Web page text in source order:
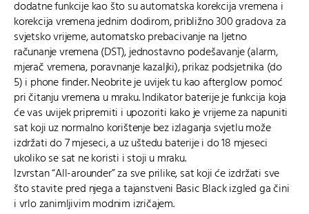
dodatne funkcije kao što su automatska korekcija vremena i
korekcija vremena jednim dodirom, približno 300 gradova za
svjetsko vrijeme, automatsko prebacivanje na ljetno
računanje vremena (DST), jednostavno podešavanje (alarm,
mjerač vremena, poravnanje kazaljki), prikaz podsjetnika (do
5) i phone finder. Neobrite je uvijek tu kao afterglow pomoć
pri čitanju vremena u mraku. Indikator baterije je funkcija koja
će vas uvijek pripremiti i upozoriti kako je vrijeme za napuniti
sat koji uz normalno korištenje bez izlaganja svjetlu može
izdržati do 7 mjeseci, a uz uštedu baterije i do 18 mjeseci
ukoliko se sat ne koristi i stoji u mraku.
Izvrstan “All-arounder” za sve prilike, sat koji će izdržati sve
što stavite pred njega a tajanstveni Basic Black izgled ga čini
i vrlo zanimljivim modnim izričajem.